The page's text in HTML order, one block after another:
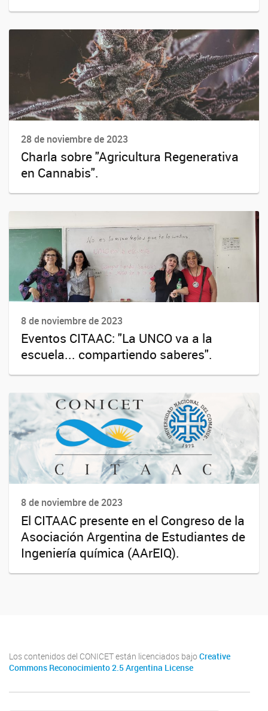
28 de noviembre de 2023
Charla sobre "Agricultura Regenerativa
en Cannabis".
8 de noviembre de 2023
Eventos CITAAC: "La UNCO va a la
escuela... compartiendo saberes".
8 de noviembre de 2023
El CITAAC presente en el Congreso de la
Asociación Argentina de Estudiantes de
Ingeniería química (AArEIQ).
Los contenidos del CONICET están licenciados bajo Creative
Commons Reconocimiento 2.5 Argentina License